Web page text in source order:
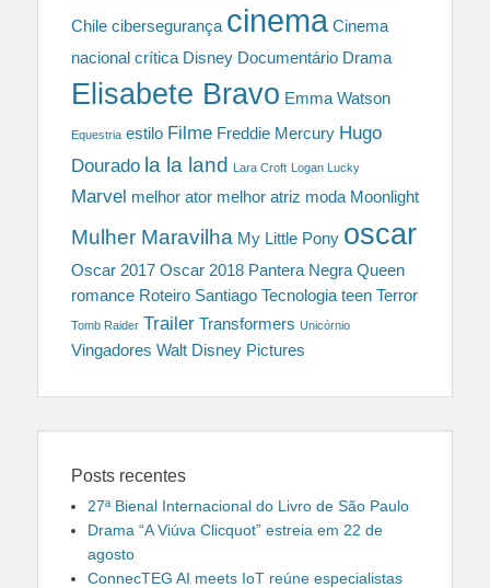
Chile cibersegurança cinema Cinema
nacional crítica Disney Documentário Drama
Elisabete Bravo Emma Watson
Equestria estilo Filme Freddie Mercury Hugo
Dourado la la land Lara Croft Logan Lucky
Marvel melhor ator melhor atriz moda Moonlight
Mulher Maravilha My Little Pony oscar
Oscar 2017 Oscar 2018 Pantera Negra Queen
romance Roteiro Santiago Tecnologia teen Terror
Tomb Raider Trailer Transformers Unicórnio
Vingadores Walt Disney Pictures
Posts recentes
27ª Bienal Internacional do Livro de São Paulo
Drama “A Viúva Clicquot” estreia em 22 de
agosto
ConnecTEG AI meets IoT reúne especialistas